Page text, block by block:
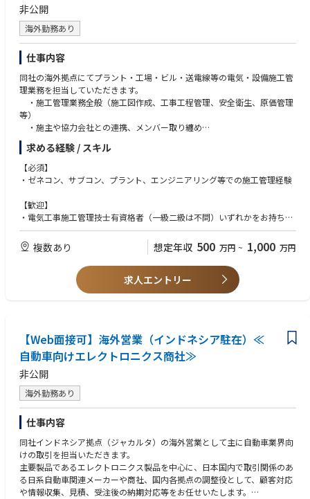
非公開
海外勤務あり
仕事内容
同社の海外拠点にてプラント・工場・ビル・送電線等の電気・設備施工管
理業務を担当していただきます。
・施工管理業務全般（施工図作成、工事工程管理、安全衛生、原価管理
等）
・施主や協力会社との連携、メンバー取り纏め
【勤務地候補】
■ご希望と欠員状況で調整させて頂きます
・インドネシア
・マレーシア
・フィリピン
・中国（上海）
求める経験 / スキル
【必須】
・ゼネコン、サブコン、プラント、エンジニアリング等での施工管理経験
【歓迎】
・電気工事施工管理技士有資格者（一級二級は不問）いずれかをお持ちの
方。または電気通信工事経験がある方
複数あり 想定年収 500 万円 ~ 1,000 万円
求人エントリー
【Web面接可】海外営業（インドネシア駐在）≪
自動車向けエレクトロニクス商社≫
非公開
海外勤務あり
仕事内容
同社インドネシア拠点（ジャカルタ）の海外営業として主に自動車業界向
けの取引を担当いただきます。
主要製品であるエレクトロニクス製品を中心に、日本国内で取引関係のあ
る日系自動車関連メーカーや商社、国内各拠点の調整役として、顧客対応
や情報収集、見積、受注後の納期対応等をお任せいたします。